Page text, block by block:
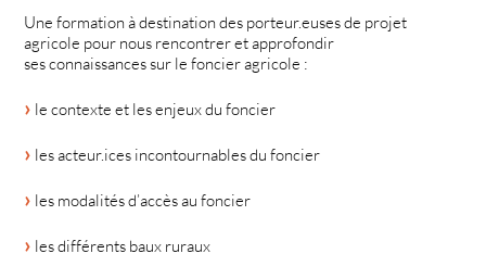
Une formation à destination des porteur.euses de projet
agricole pour nous rencontrer et approfondir
ses connaissances sur le foncier agricole :
le contexte et les enjeux du foncier
les acteur.ices incontournables du foncier
les modalités d’accès au foncier
les différents baux ruraux